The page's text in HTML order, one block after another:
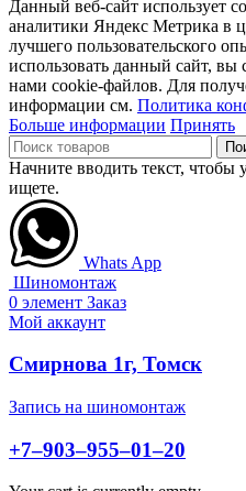
Данный веб-сайт использует
аналитики Яндекс Метрика в
лучшего пользовательского
использовать данный сайт, вы
нами cookie-файлов. Для
информации см. Политика
Больше информации Принять
Начните вводить текст, чтобы
ищете.
Whats App
Шиномонтаж
0 элемент Заказ
Мой аккаунт
Смирнова 1г, Томск
Запись на шиномонтаж
+7‒903‒955‒01‒20